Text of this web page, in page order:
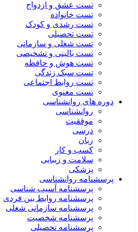
تست عشق و ازدواج
تست خانواده
تست رشدی و کودک
تست تحصیلی
تست شغلی و سازمانی
تست بالینی و تشخیصی
تست هوش و حافظه
تست سبک زندگی
تست روابط اجتماعی
تست معنوی
دوره های روانشناسی
روانشناسی
موفقیت
درسی
زبان
کسب و کار
سلامت و زیبایی
پزشکی
پرسشنامه روانشناسی
پرسشنامه آسیب شناسی
پرسشنامه روابط بین فردی
پرسشنامه سازمانی شغلی
پرسشنامه شخصیت
پرسشنامه تحصیلی